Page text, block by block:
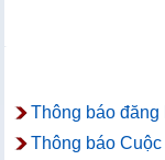
Thông báo đăng
Thông báo